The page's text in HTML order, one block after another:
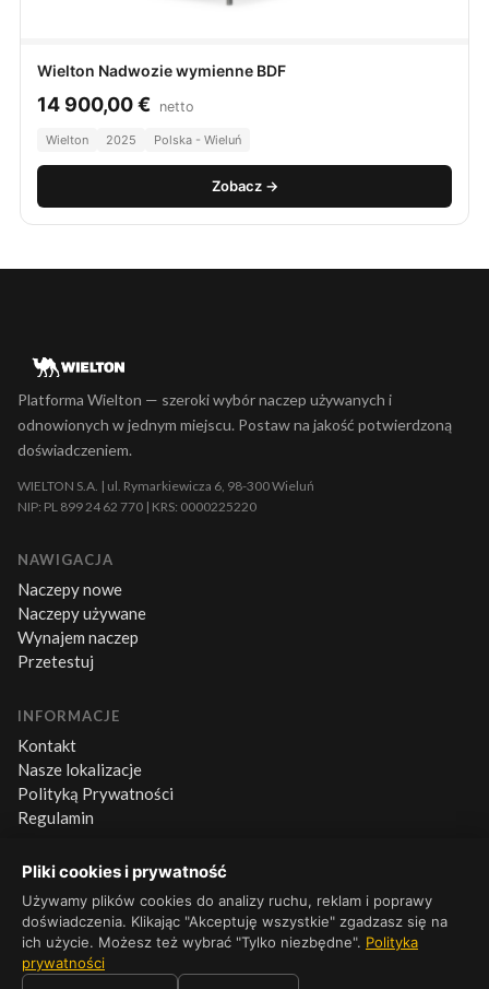
Wielton Nadwozie wymienne BDF
14 900,00€ netto
Wielton 2025 Polska - Wieluń
Zobacz →
Pliki cookies i prywatność
Używamy plików cookies do analizy ruchu, reklam i poprawy
doświadczenia. Klikając "Akceptuję wszystkie" zgadzasz się na
ich użycie. Możesz też wybrać "Tylko niezbędne". Polityka
prywatności
Platforma Wielton — szeroki wybór naczep używanych i
odnowionych w jednym miejscu. Postaw na jakość potwierdzoną
doświadczeniem.
WIELTON S.A. | ul. Rymarkiewicza 6, 98-300 Wieluń
NIP: PL 899 24 62 770 | KRS: 0000225220
NAWIGACJA
Naczepy nowe
Naczepy używane
Wynajem naczep
Przetestuj
INFORMACJE
Kontakt
Nasze lokalizacje
Polityką Prywatności
Regulamin
KONTAKT
+48 660 500 600
Pn–Pt 8:00–16:00